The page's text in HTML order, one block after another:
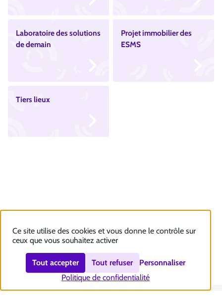
Laboratoire des solutions
de demain
Projet immobilier des
ESMS
Tiers lieux
Ce site utilise des cookies et vous donne le contrôle sur
ceux que vous souhaitez activer
Tout accepter Tout refuser
Personnaliser
Politique de confidentialité